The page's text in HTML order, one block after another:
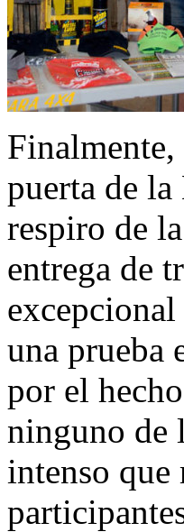
Finalmente,
puerta de
respiro de
entrega de
una prueba
por el
ninguno de
intenso que